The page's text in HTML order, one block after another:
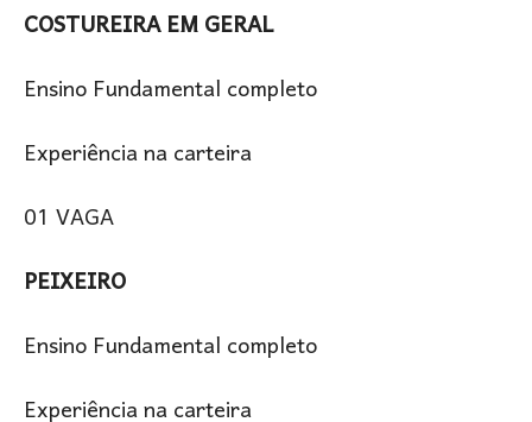
COSTUREIRA EM GERAL
Ensino Fundamental completo
Experiência na carteira
01 VAGA
PEIXEIRO
Ensino Fundamental completo
Experiência na carteira